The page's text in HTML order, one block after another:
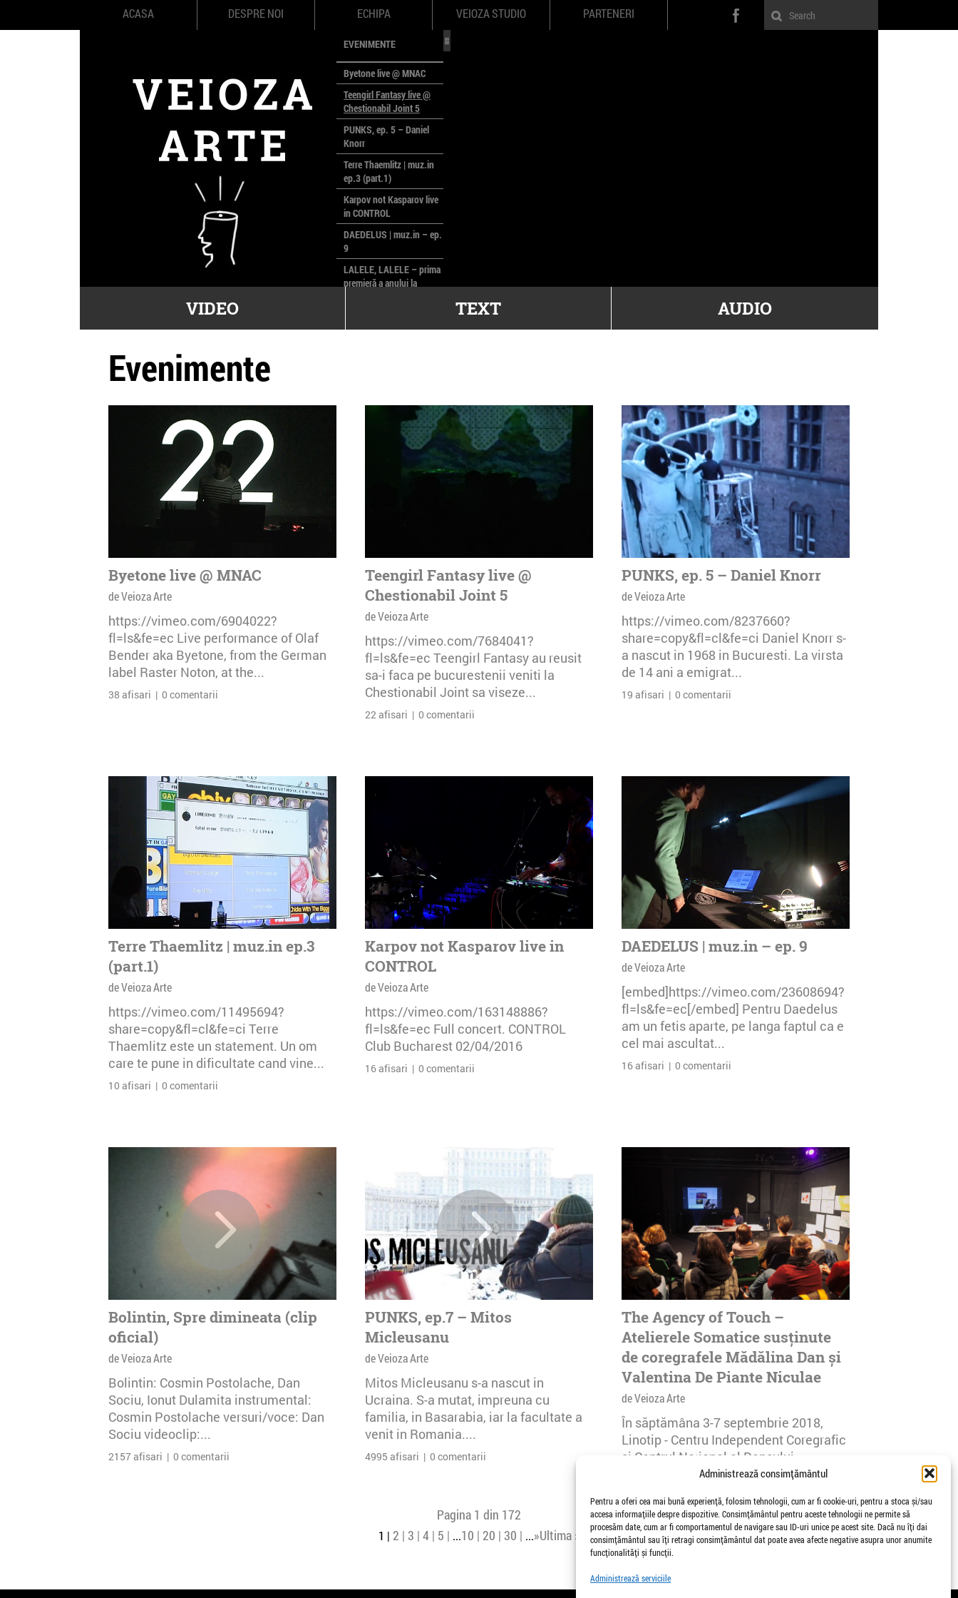
Administrează consimțământul
Pentru a oferi cea mai bună experiență, folosim tehnologii, cum ar fi cookie-uri, pentru a stoca și/sau
accesa informațiile despre dispozitive. Consimțământul pentru aceste tehnologii ne permite să
procesăm date, cum ar fi comportamentul de navigare sau ID-uri unice pe acest site. Dacă nu îți dai
consimțământul sau îți retragi consimțământul dat poate avea afecte negative asupra unor anumite
funcționalități și funcții.
Administrează serviciile
ACASA DESPRE NOI ECHIPA VEIOZA STUDIO PARTENERI
EVENIMENTE
Byetone live @ MNAC
Teengirl Fantasy live @
Chestionabil Joint 5
PUNKS, ep. 5 – Daniel
Knorr
Terre Thaemlitz | muz.in
ep.3 (part.1)
Karpov not Kasparov live
in CONTROL
DAEDELUS | muz.in – ep.
9
LALELE, LALELE – prima
premieră a anului la
poloneze la București
VIDEO TEXT AUDIO
Evenimente
Byetone live @ MNAC
de Veioza Arte
https://vimeo.com/6904022?
fl=ls&fe=ec Live performance of Olaf
Bender aka Byetone, from the German
label Raster Noton, at the...
38 afisari | 0 comentarii
Teengirl Fantasy live @
Chestionabil Joint 5
de Veioza Arte
https://vimeo.com/7684041?
fl=ls&fe=ec Teengirl Fantasy au reusit
sa-i faca pe bucurestenii veniti la
Chestionabil Joint sa viseze...
22 afisari | 0 comentarii
PUNKS, ep. 5 – Daniel Knorr
de Veioza Arte
https://vimeo.com/8237660?
share=copy&fl=cl&fe=ci Daniel Knorr s-
a nascut in 1968 in Bucuresti. La virsta
de 14 ani a emigrat...
19 afisari | 0 comentarii
Terre Thaemlitz | muz.in ep.3
(part.1)
de Veioza Arte
https://vimeo.com/11495694?
share=copy&fl=cl&fe=ci Terre
Thaemlitz este un statement. Un om
care te pune in dificultate cand vine...
10 afisari | 0 comentarii
Karpov not Kasparov live in
CONTROL
de Veioza Arte
https://vimeo.com/163148886?
fl=ls&fe=ec Full concert. CONTROL
Club Bucharest 02/04/2016
16 afisari | 0 comentarii
DAEDELUS | muz.in – ep. 9
de Veioza Arte
[embed]https://vimeo.com/23608694?
fl=ls&fe=ec[/embed] Pentru Daedelus
am un fetis aparte, pe langa faptul ca e
cel mai ascultat...
16 afisari | 0 comentarii
Bolintin, Spre dimineata (clip
oficial)
de Veioza Arte
Bolintin: Cosmin Postolache, Dan
Sociu, Ionut Dulamita instrumental:
Cosmin Postolache versuri/voce: Dan
Sociu videoclip:...
2157 afisari | 0 comentarii
PUNKS, ep.7 – Mitos
Micleusanu
de Veioza Arte
Mitos Micleusanu s-a nascut in
Ucraina. S-a mutat, impreuna cu
familia, in Basarabia, iar la facultate a
venit in Romania....
4995 afisari | 0 comentarii
The Agency of Touch –
Atelierele Somatice susținute
de coregrafele Mădălina Dan și
Valentina De Piante Niculae
de Veioza Arte
În săptămâna 3-7 septembrie 2018,
Linotip - Centru Independent Coregrafic
și Centrul Național al Dansului
30 afisari | 0 comentarii
Pagina 1 din 172
1 2 3 4 5 ...10 20 30 ...»Ultima »